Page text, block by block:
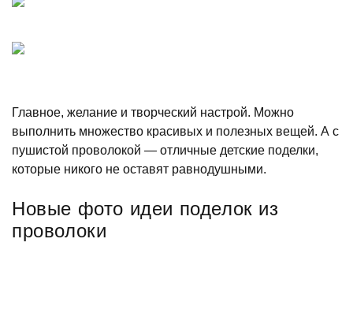
Главное, желание и творческий настрой. Можно
выполнить множество красивых и полезных вещей. А с
пушистой проволокой — отличные детские поделки,
которые никого не оставят равнодушными.
Новые фото идеи поделок из
проволоки